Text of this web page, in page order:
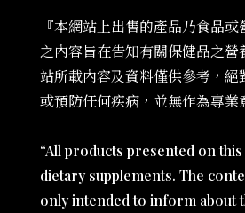
『本網站上出售的產品乃食品
之內容旨在告知有關保健品之
站所載內容及資料僅供參考，絕
或預防任何疾病，並無作為專業
“All products presented on
dietary supplements. The
only intended to inform about